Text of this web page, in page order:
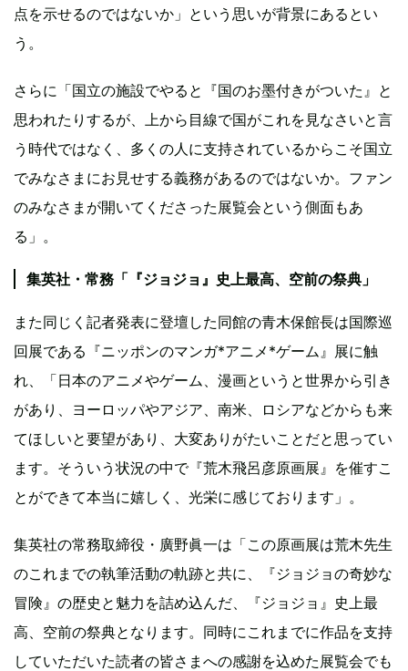
点を示せるのではないか」という思いが背景にあるとい
う。
さらに「国立の施設でやると『国のお墨付きがついた』と
思われたりするが、上から目線で国がこれを見なさいと言
う時代ではなく、多くの人に支持されているからこそ国立
でみなさまにお見せする義務があるのではないか。ファン
のみなさまが開いてくださった展覧会という側面もあ
る」。
集英社・常務「『ジョジョ』史上最高、空前の祭典」
また同じく記者発表に登壇した同館の青木保館長は国際巡
回展である『ニッポンのマンガ*アニメ*ゲーム』展に触
れ、「日本のアニメやゲーム、漫画というと世界から引き
があり、ヨーロッパやアジア、南米、ロシアなどからも来
てほしいと要望があり、大変ありがたいことだと思ってい
ます。そういう状況の中で『荒木飛呂彦原画展』を催すこ
とができて本当に嬉しく、光栄に感じております」。
集英社の常務取締役・廣野眞一は「この原画展は荒木先生
のこれまでの執筆活動の軌跡と共に、『ジョジョの奇妙な
冒険』の歴史と魅力を詰め込んだ、『ジョジョ』史上最
高、空前の祭典となります。同時にこれまでに作品を支持
していただいた読者の皆さまへの感謝を込めた展覧会でも